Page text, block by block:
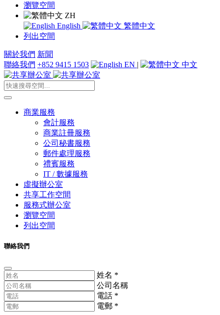
瀏覽空間
ZH
English
繁體中文
列出空間
關於我們 新聞
聯絡我們 +852 9415 1503 EN | 中文
商業服務
會計服務
商業註冊服務
公司秘書服務
郵件處理服務
禮賓服務
IT / 數據服務
虛擬辦公室
共享工作空間
服務式辦公室
瀏覽空間
列出空間
聯絡我們
姓名 *
公司名稱
電話 *
電郵 *